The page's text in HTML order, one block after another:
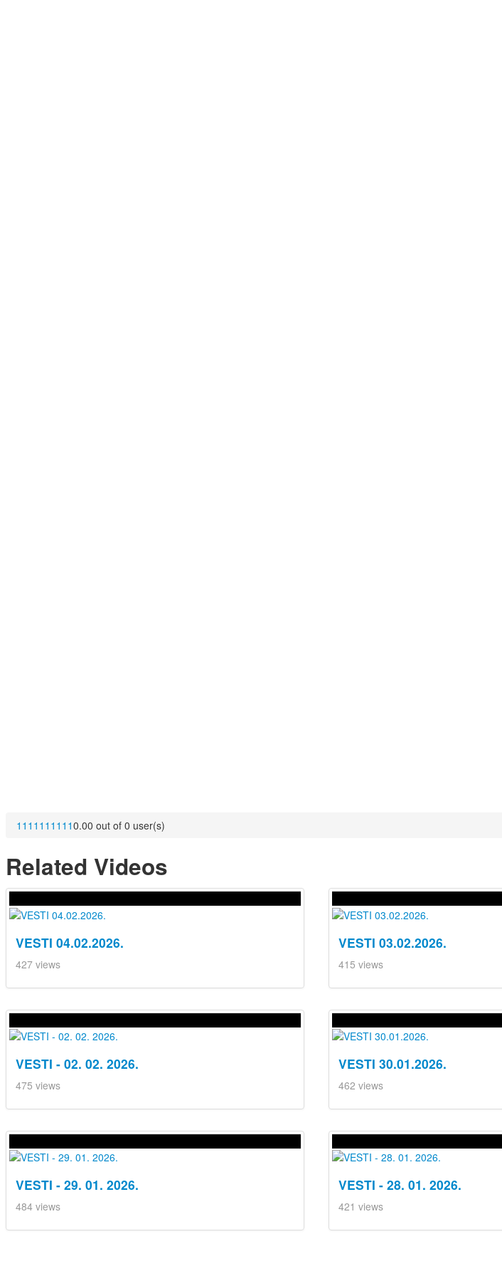
1 1 1 1 1 1 1 1 1 10.00 out of 0 user(s)
Related Videos
VESTI 04.02.2026.
427 views
VESTI 03.02.2026.
415 views
VESTI - 02. 02. 2026.
475 views
VESTI 30.01.2026.
462 views
VESTI - 29. 01. 2026.
484 views
VESTI - 28. 01. 2026.
421 views